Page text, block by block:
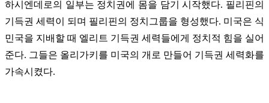
하시엔데로의 일부는 정치권에 몸을 담기 시작했다. 필리핀의
기득권 세력이 되며 필리핀의 정치그룹을 형성했다. 미국은 식
민국을 지배할 때 엘리트 기득권 세력들에게 정치적 힘을 실어
준다. 그들은 올리가키를 미국의 개로 만들어 기득권 세력화를
가속시켰다.